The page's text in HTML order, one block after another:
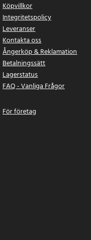
Köpvillkor
Integritetspolicy
Leveranser
Kontakta oss
Ångerköp & Reklamation
Betalningssätt
Lagerstatus
FAQ - Vanliga Frågor
För företag